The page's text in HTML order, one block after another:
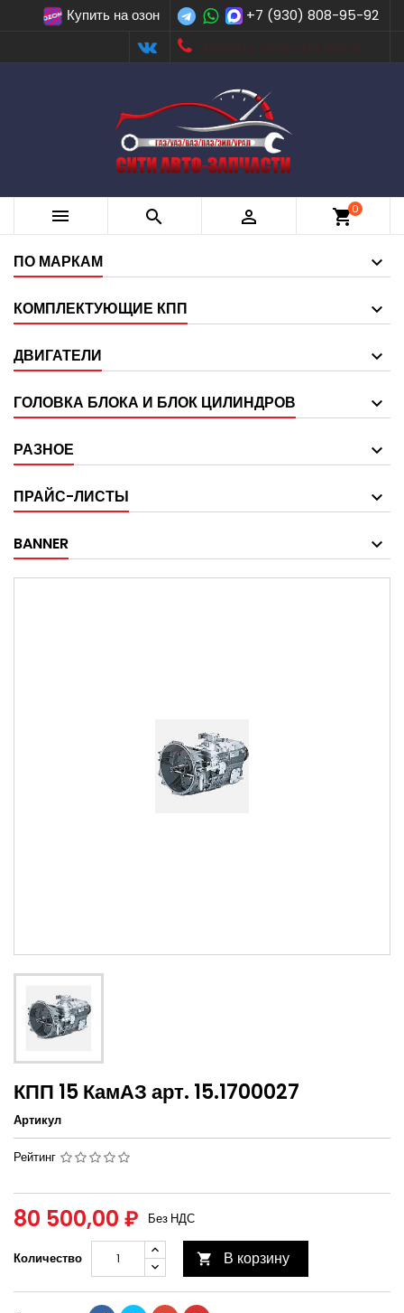
Купить на озон
+7 (930) 808-95-92
   shopping_cart0
ПО МАРКАМ
КОМПЛЕКТУЮЩИЕ КПП
ДВИГАТЕЛИ
ГОЛОВКА БЛОКА И БЛОК ЦИЛИНДРОВ
РАЗНОЕ
ПРАЙС-ЛИСТЫ
BANNER
КПП 15 КамАЗ арт. 15.1700027
Артикул
Рейтинг
80 500,00 ₽ Без НДС
Количество  В корзину